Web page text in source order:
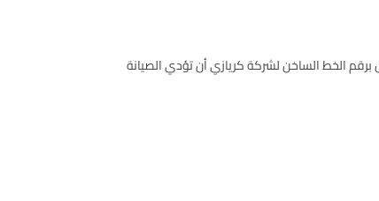
برقم الخط الساخن لشركة كريازي أن تؤدي الصيانة